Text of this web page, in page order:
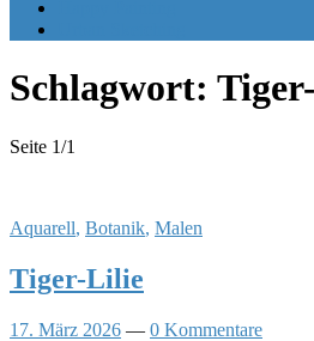
Schlagwort:
Seite 1/1
Aquarell, Botanik, Malen
Tiger-Lilie
17. März 2026 — 0 Kommentare